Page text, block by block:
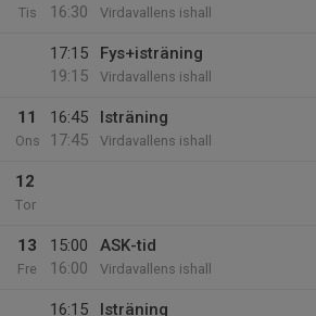
Tis
16:30
Virdavallens ishall
17:15
19:15
Fys+isträning
Virdavallens ishall
11
Ons
16:45
17:45
Isträning
Virdavallens ishall
12
Tor
13
Fre
15:00
16:00
ASK-tid
Virdavallens ishall
16:15
Isträning